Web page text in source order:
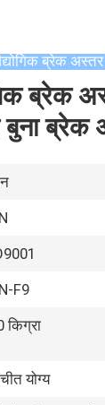
ब्रेक अस्तर
ब्रेक
बुना ब्रेक
F9
किग्रा
योग्य